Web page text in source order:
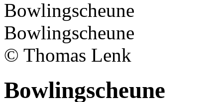
Bowlingscheune
© Thomas Lenk
Bowlingscheune